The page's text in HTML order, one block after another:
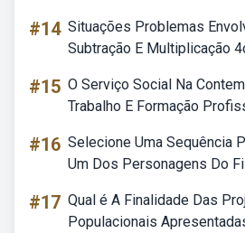
#14 Situações Problemas
Subtração E Multiplicação
#15 O Serviço Social Na
Trabalho E Formação
#16 Selecione Uma Sequência
Um Dos Personagens Do
#17 Qual é A Finalidade Das
Populacionais